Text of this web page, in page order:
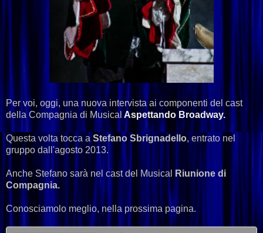
Per voi, oggi, una nuova intervista ai componenti del cast
della Compagnia di Musical Aspettando Broadway.
Questa volta tocca a Stefano Sbrignadello, entrato nel
gruppo dall'agosto 2013.
Anche Stefano sarà nel cast del Musical
Riunione di
Compagnia.
Conosciamolo meglio, nella prossima pagina.